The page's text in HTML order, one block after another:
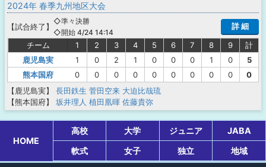
2024年 春季九州地区大会
【試合終了 】
◇準々決勝
◇開始 4/24 14:14
詳 細
チーム 1 2 3 4 5 6 7 8 9
計
鹿児島実
1 0 2 1 0 0 0 1 0
5
熊本国府
0 0 0 0 0 0 0 0 0
0
【鹿児島実】
長田鉄生 菅田空来 大迫比哉琉
【熊本国府】
坂井理人 植田凰暉 佐藤貴弥
HOME
高校 大学 ジュニア
JABA
軟式
女子 独立 地域